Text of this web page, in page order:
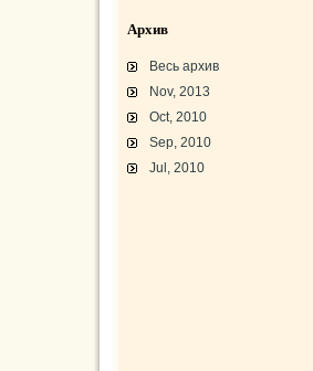
Архив
Весь архив
Nov, 2013
Oct, 2010
Sep, 2010
Jul, 2010